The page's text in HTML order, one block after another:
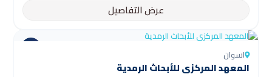
عرض التفاصيل
اسوان
المعهد المركزي للأبحاث الرمدية